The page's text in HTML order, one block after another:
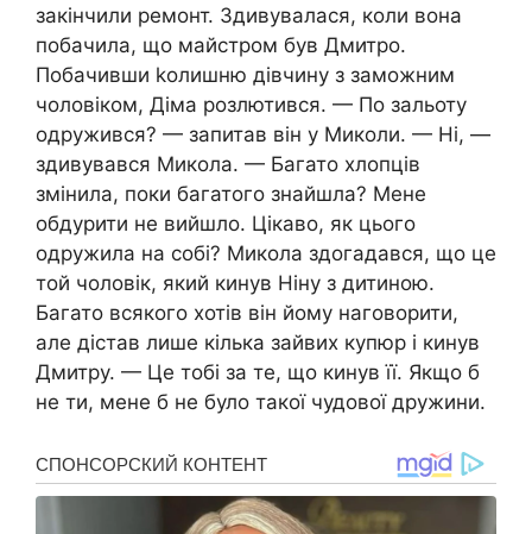
закінчили ремонт. Здивувалася, коли вона
побачила, що майстром був Дмитро.
Побачивши kолишню дівчину з заможним
чоловіком, Діма розлютився. — По зальоту
одружився? — запитав він у Миколи. — Ні, —
здивувався Микола. — Багато хлопців
змінила, поки багатого знайшла? Мене
обдурити не вийшло. Цікаво, як цього
одружила на собі? Микола здогадався, що це
той чоловік, який кинув Ніну з дитиною.
Багато всякого хотів він йому наговорити,
але дістав лише кілька зайвих купюр і кинув
Дмитру. — Це тобі за те, що кинув її. Якщо б
не ти, мене б не було такої чудової дружини.